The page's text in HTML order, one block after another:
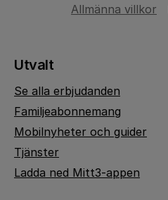
Allmänna villkor
Utvalt
Se alla erbjudanden
Familjeabonnemang
Mobilnyheter och guider
Tjänster
Ladda ned Mitt3-appen